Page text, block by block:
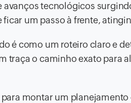
tecnológicos
um passo à frente,
é como um roteiro claro e
traça o caminho exato para
montar um